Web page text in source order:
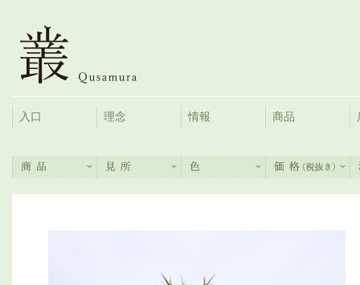
入口 理念 情報 商品